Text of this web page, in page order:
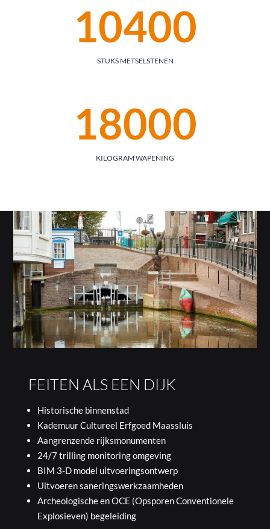
10400
STUKS METSELSTENEN
18000
KILOGRAM WAPENING
FEITEN ALS EEN DIJK
Historische binnenstad
Kademuur Cultureel Erfgoed Maassluis
Aangrenzende rijksmonumenten
24/7 trilling monitoring omgeving
BIM 3-D model uitvoeringsontwerp
Uitvoeren saneringswerkzaamheden
Archeologische en OCE (Opsporen Conventionele
Explosieven) begeleiding